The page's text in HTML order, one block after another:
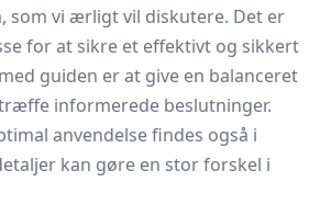
som vi ærligt vil diskutere. Det er
for at sikre et effektivt og sikkert
guiden er at give en balanceret
informerede beslutninger.
anvendelse findes også i
kan gøre en stor forskel i